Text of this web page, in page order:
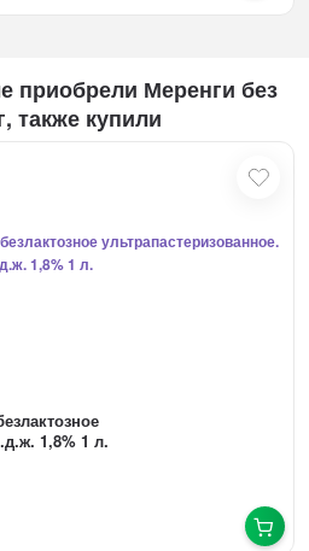
приобрели Меренги без
также купили
1,8% 1 л.